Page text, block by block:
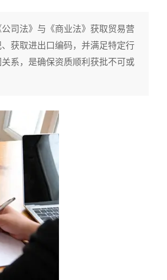
司法》与《商业法》获取贸易营
获取进出口编码，并满足特定行
系，是确保资质顺利获批不可或